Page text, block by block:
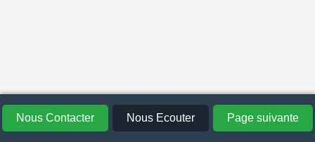
Nous Contacter Nous Ecouter Page suivante